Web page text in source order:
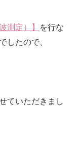
測定）】 を行な
したので、
ていただきまし